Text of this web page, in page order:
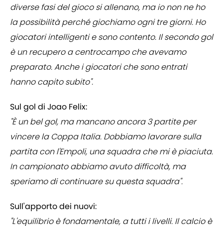
diverse fasi del gioco si allenano, ma io non ne ho
la possibilità perché giochiamo ogni tre giorni. Ho
giocatori intelligenti e sono contento. Il secondo gol
è un recupero a centrocampo che avevamo
preparato. Anche i giocatori che sono entrati
hanno capito subito".
Sul gol di Joao Felix:
"È un bel gol, ma mancano ancora 3 partite per
vincere la Coppa Italia. Dobbiamo lavorare sulla
partita con l'Empoli, una squadra che mi è piaciuta.
In campionato abbiamo avuto difficoltà, ma
speriamo di continuare su questa squadra".
Sull'apporto dei nuovi:
"L'equilibrio è fondamentale, a tutti i livelli. Il calcio è